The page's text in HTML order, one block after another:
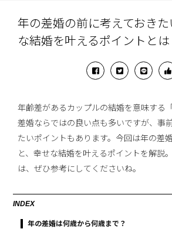
年の差婚の前に考えておき
な結婚を叶えるポイントとは
年齢差があるカップルの結婚を意味する
差婚ならではの良い点も多いですが、事
たいポイントもあります。今回は年の差
と、幸せな結婚を叶えるポイントを解説
は、ぜひ参考にしてくださいね。
INDEX
年の差婚は何歳から何歳まで？